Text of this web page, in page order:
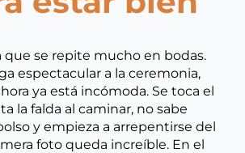
que se repite mucho en bodas.
espectacular a la ceremonia,
ya está incómoda. Se toca el
la falda al caminar, no sabe
y empieza a arrepentirse del
foto queda increíble. En el